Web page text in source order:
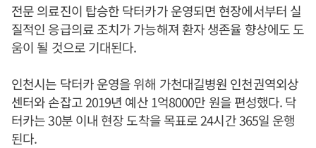
전문 의료진이 탑승한 닥터카가 운영되면 현장에서부터 실
질적인 응급의료 조치가 가능해져 환자 생존율 향상에도 도
움이 될 것으로 기대된다.
인천시는 닥터카 운영을 위해 가천대길병원 인천권역외상
센터와 손잡고 2019년 예산 1억8000만 원을 편성했다. 닥
터카는 30분 이내 현장 도착을 목표로 24시간 365일 운행
된다.